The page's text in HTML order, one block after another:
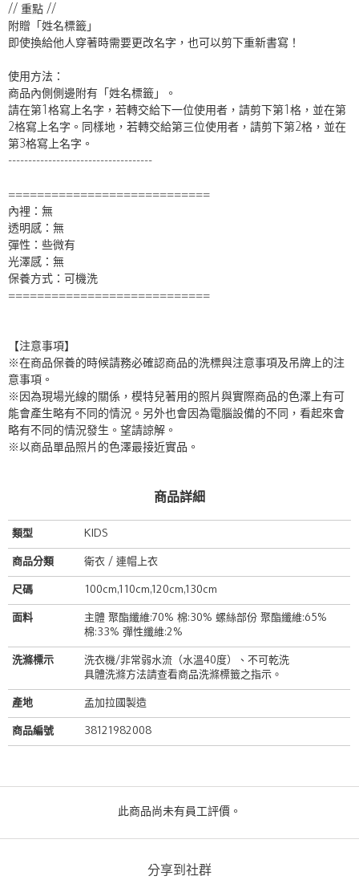
// 重點 //
附贈「姓名標籤」
即使換給他人穿著時需要更改名字，也可以剪下重新書寫！
使用方法：
商品內側側邊附有「姓名標籤」。
請在第1格寫上名字，若轉交給下一位使用者，請剪下第1格，並在第
2格寫上名字。同樣地，若轉交給第三位使用者，請剪下第2格，並在
第3格寫上名字。
------------------------------------
============================
內裡：無
透明感：無
彈性：些微有
光澤感：無
保養方式：可機洗
============================
【注意事項】
※在商品保養的時候請務必確認商品的洗標與注意事項及吊牌上的注
意事項。
※因為現場光線的關係，模特兒著用的照片與實際商品的色澤上有可
能會產生略有不同的情況。另外也會因為電腦設備的不同，看起來會
略有不同的情況發生。望請諒解。
※以商品單品照片的色澤最接近實品。
商品詳細
類型 KIDS
商品分類 衛衣 / 連帽上衣
尺碼 100cm,110cm,120cm,130cm
面料
主體 聚酯纖維:70% 棉:30% 螺絲部份 聚酯纖維:65%
棉:33% 彈性纖維:2%
洗滌標示
洗衣機/非常弱水流（水溫40度）、不可乾洗
具體洗滌方法請查看商品洗滌標籤之指示。
產地 孟加拉國製造
商品編號 38121982008
此商品尚未有員工評價。
分享到社群